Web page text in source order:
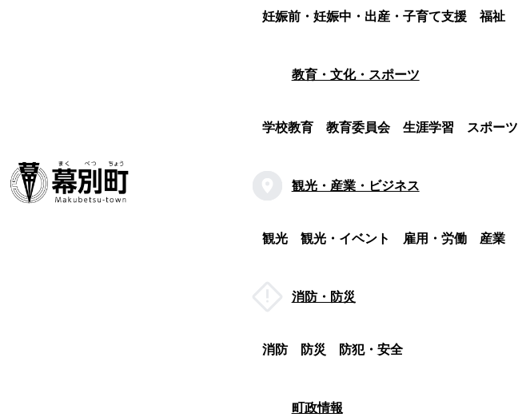
妊娠前・妊娠中・出産・子育て支援 福祉
教育・文化・スポーツ
学校教育 教育委員会 生涯学習 スポーツ
観光・産業・ビジネス
観光 観光・イベント 雇用・労働 産業
消防・防災
消防 防災
防犯・安全
町政情報